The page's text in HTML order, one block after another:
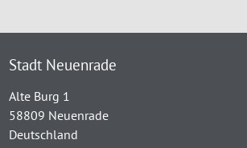
Stadt Neuenrade
Alte Burg 1
58809 Neuenrade
Deutschland